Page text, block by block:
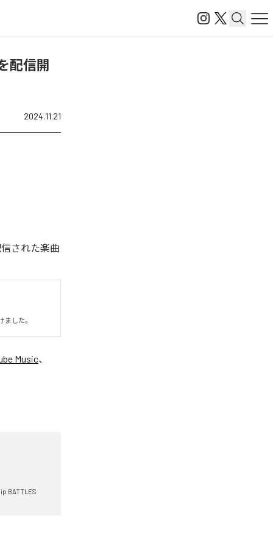
配信開
2024.11.21
信された楽曲
した。
Music、
BATTLES